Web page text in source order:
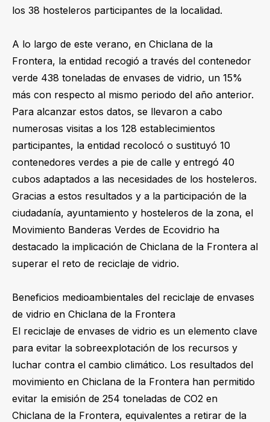
los 38 hosteleros participantes de la localidad.
A lo largo de este verano, en Chiclana de la
Frontera, la entidad recogió a través del contenedor
verde 438 toneladas de envases de vidrio, un 15%
más con respecto al mismo periodo del año anterior.
Para alcanzar estos datos, se llevaron a cabo
numerosas visitas a los 128 establecimientos
participantes, la entidad recolocó o sustituyó 10
contenedores verdes a pie de calle y entregó 40
cubos adaptados a las necesidades de los hosteleros.
Gracias a estos resultados y a la participación de la
ciudadanía, ayuntamiento y hosteleros de la zona, el
Movimiento Banderas Verdes de Ecovidrio ha
destacado la implicación de Chiclana de la Frontera al
superar el reto de reciclaje de vidrio.
Beneficios medioambientales del reciclaje de envases
de vidrio en Chiclana de la Frontera
El reciclaje de envases de vidrio es un elemento clave
para evitar la sobreexplotación de los recursos y
luchar contra el cambio climático. Los resultados del
movimiento en Chiclana de la Frontera han permitido
evitar la emisión de 254 toneladas de CO2 en
Chiclana de la Frontera, equivalentes a retirar de la